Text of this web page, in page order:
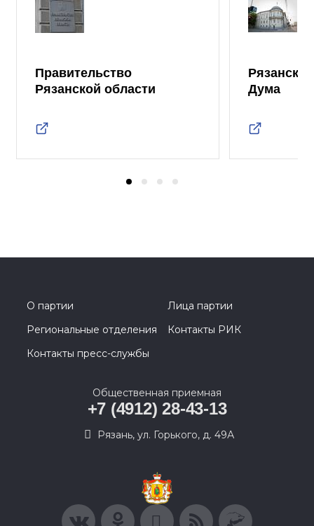
Правительство
Рязанской области
Дума
О партии
Лица партии
Региональные отделения
Контакты РИК
Контакты пресс-службы
Общественная приемная
+7 (4912) 28-43-13
Рязань, ул. Горького, д. 49А